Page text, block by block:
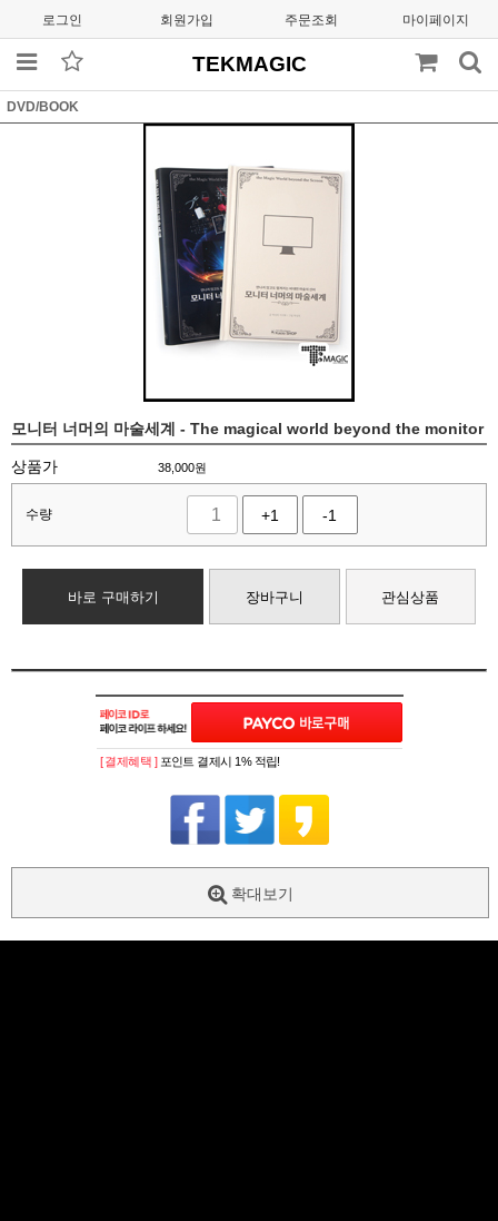
로그인 회원가입 주문조회 마이페이지
TEKMAGIC
DVD/BOOK
모니터 너머의 마술세계 - The magical world beyond the monitor
상품가 38,000원
수량 +1 -1
바로 구매하기 장바구니 관심상품
[ 결제혜택 ] 포인트 결제시 1% 적립!
확대보기